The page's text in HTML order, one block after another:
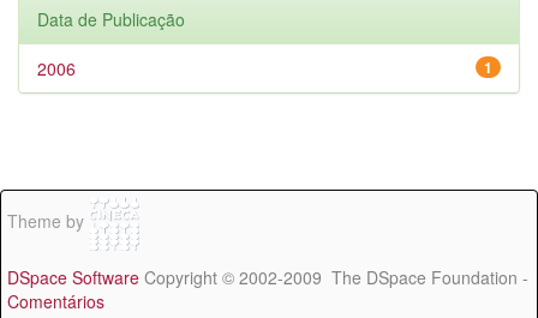
Data de Publicação
1
2006
Theme by
DSpace Software Copyright © 2002-2009 The DSpace Foundation -
Comentários